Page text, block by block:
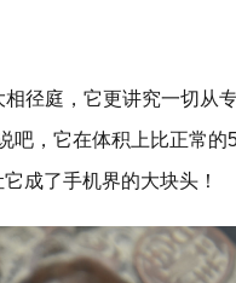
径庭，它更讲究一切从专
吧，它在体积上比正常的
成了手机界的大块头！